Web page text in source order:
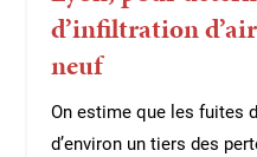
d’infiltration
neuf
On estime que les fuites
d’environ un tiers des